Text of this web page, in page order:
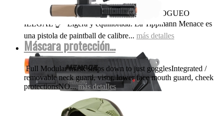
OJO NADA DE POLVORA FUEGO FOGUEO
ILEGAL👌 Ligera y equilibrada: La Tippmann Menace es
una pistola de paintball de calibre... más detalles
Máscara protección...
Full Modular mask strips down to just gogglesIntegrated /
removable neck guard, visor, lower face mouth guard, cheek
protectionsNO...más detalles